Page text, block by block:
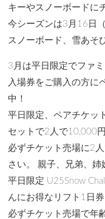
キーやスノーボードに
今シーズンは3月16日
スノーボード、雪あそ
3月は平日限定でファ
入場券をご購入の方に
中！
平日限定、ペアチケッ
セットで2人で10,000円
必ずチケット売場に2
さい。 親子、兄弟、姉
平日限定 U25Snow
んにお得なリフト1日
必ずチケット売場で年